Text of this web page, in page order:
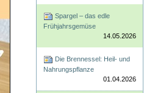
Spargel – das edle
Frühjahrsgemüse
14.05.2026
Die Brennessel: Heil- und
Nahrungspflanze
01.04.2026